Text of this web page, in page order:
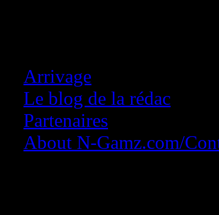
Arrivage
Le blog de la rédac
Partenaires
About N-Gamz.com/